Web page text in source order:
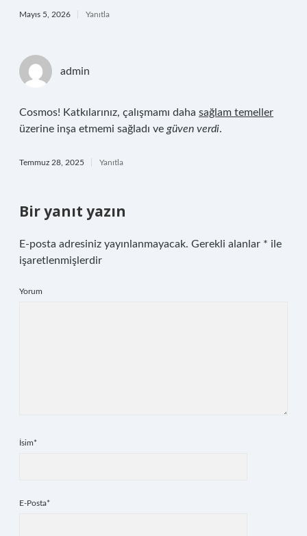
Mayıs 5, 2026 Yanıtla
admin
Cosmos! Katkılarınız, çalışmamı daha sağlam temeller
üzerine inşa etmemi sağladı ve güven verdi.
Temmuz 28, 2025 Yanıtla
Bir yanıt yazın
E-posta adresiniz yayınlanmayacak. Gerekli alanlar * ile
işaretlenmişlerdir
Yorum
İsim*
E-Posta*